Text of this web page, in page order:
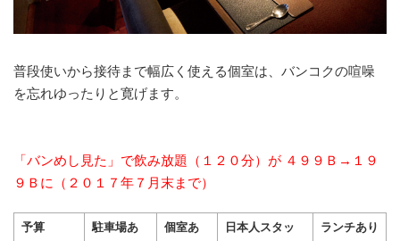
普段使いから接待まで幅広く使える個室は、バンコクの喧噪
を忘れゆったりと寛げます。
「バンめし見た」で飲み放題（１２０分）が ４９９Ｂ→１９
９Ｂに（２０１７年７月末まで）
予算
駐車場あ
個室あ
日本人スタッ
ランチあり